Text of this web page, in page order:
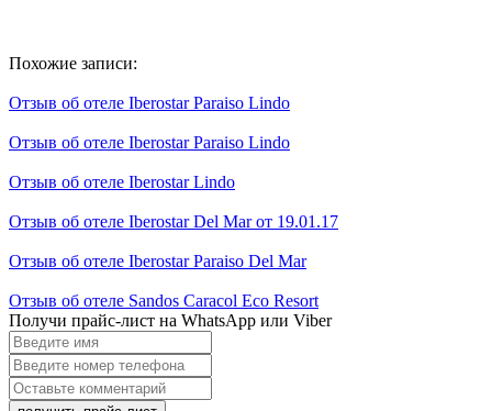
Похожие записи:
Отзыв об отеле Iberostar Paraiso Lindo
Отзыв об отеле Iberostar Paraiso Lindo
Отзыв об отеле Iberostar Lindo
Отзыв об отеле Iberostar Del Mar от 19.01.17
Отзыв об отеле Iberostar Paraiso Del Mar
Отзыв об отеле Sandos Caracol Eco Resort
Получи прайс-лист на WhatsApp или Viber
Введите
имя
Введите
номер
телефона
Оставьте
комментарий